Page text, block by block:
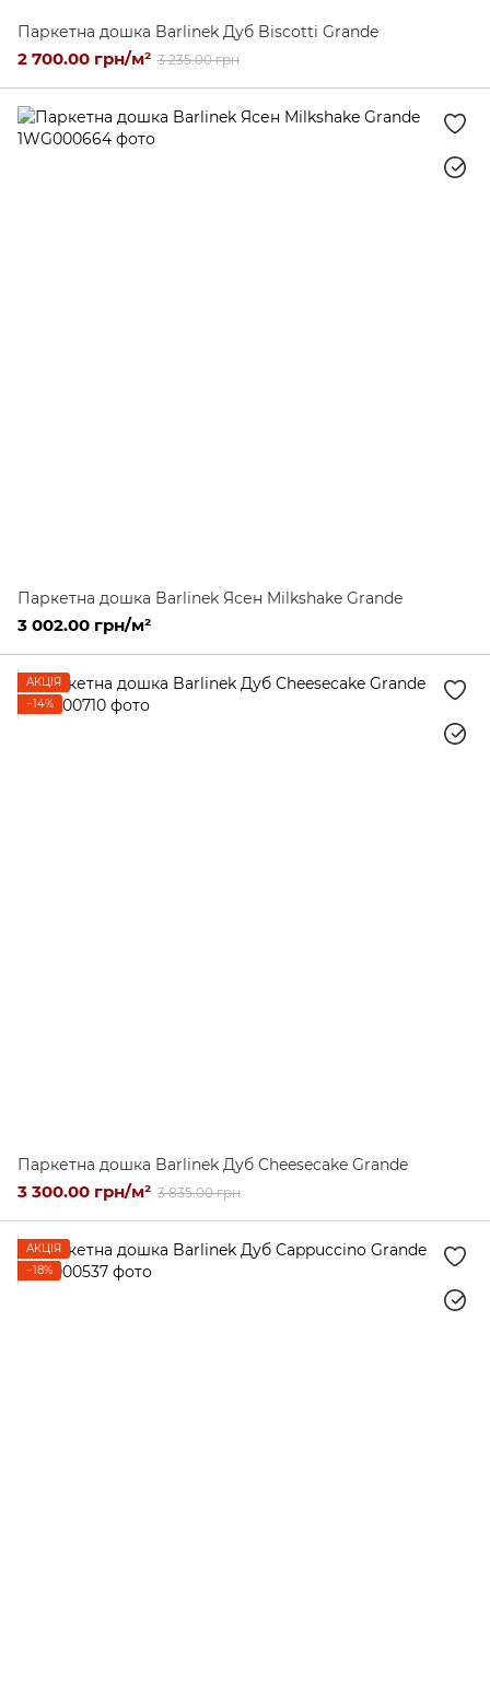
Паркетна дошка Barlinek Дуб Biscotti Grande
2 700.00 грн/м² 3 235.00 грн
Паркетна дошка Barlinek Ясен Milkshake Grande
3 002.00 грн/м²
АКЦІЯ
−14%
Паркетна дошка Barlinek Дуб Cheesecake Grande
3 300.00 грн/м² 3 835.00 грн
АКЦІЯ
−18%